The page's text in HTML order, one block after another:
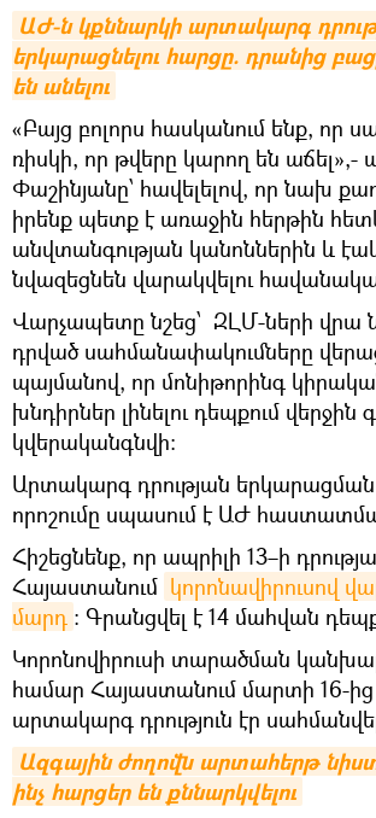
ԱԺ-ն կքննարկի արտակարգ
երկարացնելու հարցը. դրանից
են անելու
«Բայց բոլորս հասկանում ենք, որ
ռիսկի, որ թվերը կարող են աճել»,-
Փաշինյանը՝ հավելելով, որ նախ
իրենք պետք է առաջին հերթին
անվտանգության կանոններին և
նվազեցնեն վարակվելու
Վարչապետը նշեց՝ ԶԼՄ-ների վրա
դրված սահմանափակումները
պայմանով, որ մոնիթորինգ
խնդիրներ լինելու դեպքում վերջին
կվերականգնվի։
Արտակարգ դրության
որոշումը սպասում է ԱԺ
Հիշեցնենք, որ ապրիլի 13–ի
Հայաստանում կորոնավիրուսով
մարդ ։ Գրանցվել է 14 մահվան
Կորոնովիրուսի տարածման
համար Հայաստանում մարտի 16-ից
արտակարգ դրություն էր
Ազգային ժողովն արտահերթ նիստ
ինչ հարցեր են քննարկվելու